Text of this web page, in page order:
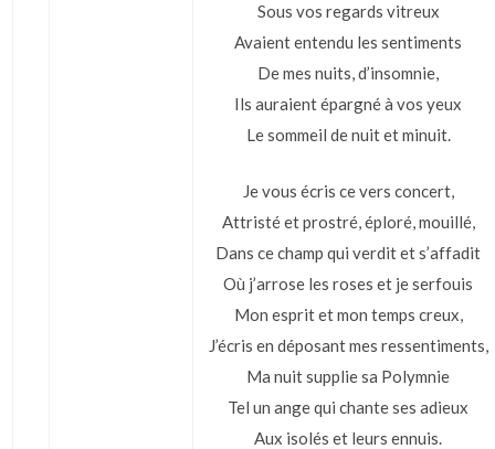
Sous vos regards vitreux
Avaient entendu les sentiments
De mes nuits, d’insomnie,
Ils auraient épargné à vos yeux
Le sommeil de nuit et minuit.
Je vous écris ce vers concert,
Attristé et prostré, éploré, mouillé,
Dans ce champ qui verdit et s’affadit
Où j’arrose les roses et je serfouis
Mon esprit et mon temps creux,
J’écris en déposant mes ressentiments,
Ma nuit supplie sa Polymnie
Tel un ange qui chante ses adieux
Aux isolés et leurs ennuis.